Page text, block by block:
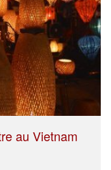
au Vietnam